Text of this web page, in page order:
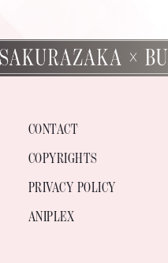
CONTACT
COPYRIGHTS
PRIVACY POLICY
ANIPLEX